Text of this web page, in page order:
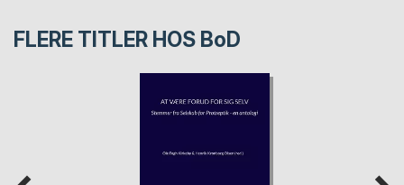
FLERE TITLER HOS BoD